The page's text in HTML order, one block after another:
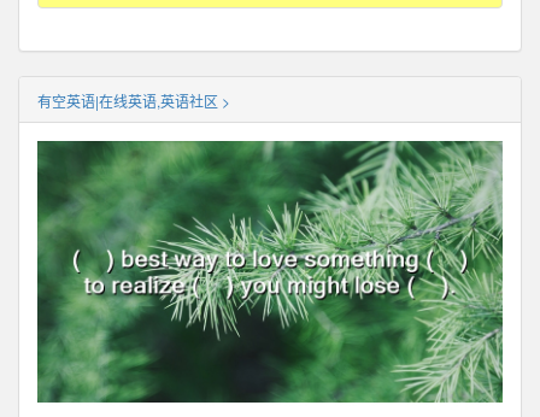
有空英语|在线英语,英语社区 >